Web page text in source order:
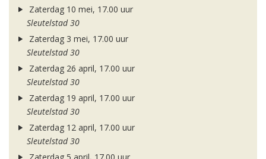
Zaterdag 10 mei, 17.00 uur
Sleutelstad 30
Zaterdag 3 mei, 17.00 uur
Sleutelstad 30
Zaterdag 26 april, 17.00 uur
Sleutelstad 30
Zaterdag 19 april, 17.00 uur
Sleutelstad 30
Zaterdag 12 april, 17.00 uur
Sleutelstad 30